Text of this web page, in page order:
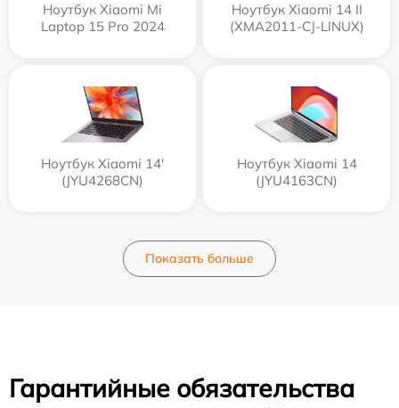
Ноутбук Xiaomi Mi
Laptop 15 Pro 2024
Ноутбук Xiaomi 14 II
(XMA2011-CJ-LINUX)
Ноутбук Xiaomi 14'
(JYU4268CN)
Ноутбук Xiaomi 14
(JYU4163CN)
Показать больше
Гарантийные обязательства